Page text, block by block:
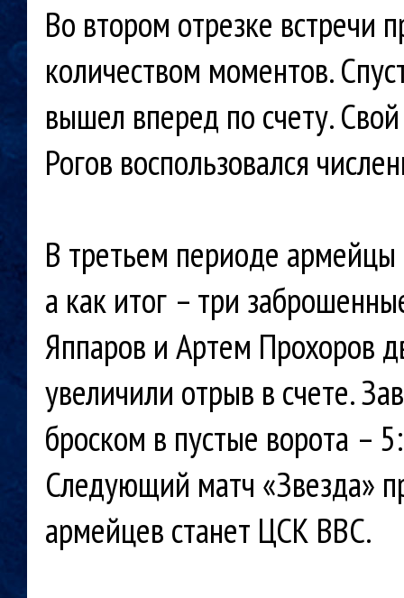
Во втором отрезке встречи
количеством моментов.
вышел вперед по счету.
Рогов воспользовался
В третьем периоде армейцы
а как итог – три
Яппаров и Артем Прохоров
увеличили отрыв в счете.
броском в пустые ворота –
Следующий матч «Звезда»
армейцев станет ЦСК ВВС.